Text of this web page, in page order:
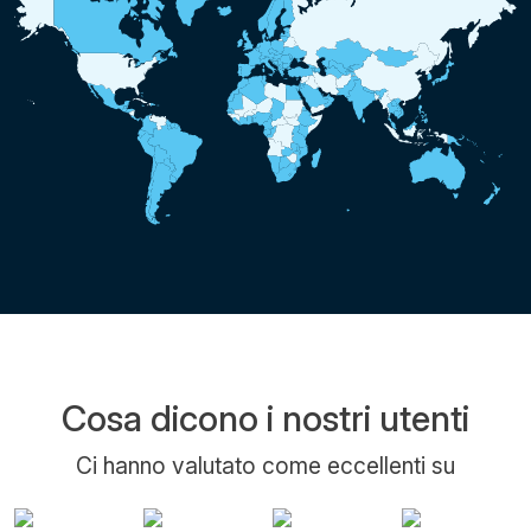
Cosa dicono i nostri utenti
Ci hanno valutato come eccellenti su